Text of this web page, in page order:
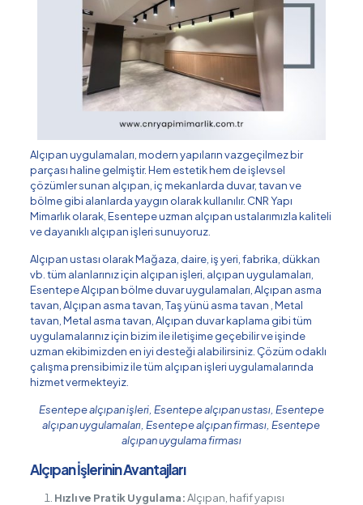
Alçıpan uygulamaları, modern yapıların vazgeçilmez bir
parçası haline gelmiştir. Hem estetik hem de işlevsel
çözümler sunan alçıpan, iç mekanlarda duvar, tavan ve
bölme gibi alanlarda yaygın olarak kullanılır. CNR Yapı
Mimarlık olarak, Esentepe uzman alçıpan ustalarımızla kaliteli
ve dayanıklı alçıpan işleri sunuyoruz.
Alçıpan ustası olarak Mağaza, daire, iş yeri, fabrika, dükkan
vb. tüm alanlarınız için alçıpan işleri, alçıpan uygulamaları,
Esentepe Alçıpan bölme duvar uygulamaları, Alçıpan asma
tavan, Alçıpan asma tavan, Taş yünü asma tavan , Metal
tavan, Metal asma tavan, Alçıpan duvar kaplama gibi tüm
uygulamalarınız için bizim ile iletişime geçebilir ve işinde
uzman ekibimizden en iyi desteği alabilirsiniz. Çözüm odaklı
çalışma prensibimiz ile tüm alçıpan işleri uygulamalarında
hizmet vermekteyiz.
Esentepe alçıpan işleri, Esentepe alçıpan ustası, Esentepe
alçıpan uygulamaları, Esentepe alçıpan firması, Esentepe
alçıpan uygulama firması
Alçıpan İşlerinin Avantajları
Hızlı ve Pratik Uygulama:Alçıpan, hafif yapısı